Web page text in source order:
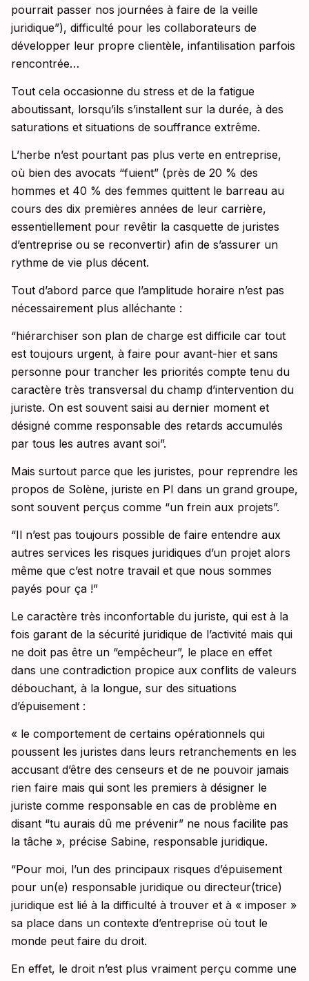
pourrait passer nos journées à faire de la veille
juridique”), difficulté pour les collaborateurs de
développer leur propre clientèle, infantilisation parfois
rencontrée…
Tout cela occasionne du stress et de la fatigue
aboutissant, lorsqu’ils s’installent sur la durée, à des
saturations et situations de souffrance extrême.
L’herbe n’est pourtant pas plus verte en entreprise,
où bien des avocats “fuient” (près de 20 % des
hommes et 40 % des femmes quittent le barreau au
cours des dix premières années de leur carrière,
essentiellement pour revêtir la casquette de juristes
d’entreprise ou se reconvertir) afin de s’assurer un
rythme de vie plus décent.
Tout d’abord parce que l’amplitude horaire n’est pas
nécessairement plus alléchante :
“hiérarchiser son plan de charge est difficile car tout
est toujours urgent, à faire pour avant-hier et sans
personne pour trancher les priorités compte tenu du
caractère très transversal du champ d’intervention du
juriste. On est souvent saisi au dernier moment et
désigné comme responsable des retards accumulés
par tous les autres avant soi”.
Mais surtout parce que les juristes, pour reprendre les
propos de Solène, juriste en PI dans un grand groupe,
sont souvent perçus comme “un frein aux projets”.
“Il n’est pas toujours possible de faire entendre aux
autres services les risques juridiques d’un projet alors
même que c’est notre travail et que nous sommes
payés pour ça !”
Le caractère très inconfortable du juriste, qui est à la
fois garant de la sécurité juridique de l’activité mais qui
ne doit pas être un “empêcheur”, le place en effet
dans une contradiction propice aux conflits de valeurs
débouchant, à la longue, sur des situations
d’épuisement :
« le comportement de certains opérationnels qui
poussent les juristes dans leurs retranchements en les
accusant d’être des censeurs et de ne pouvoir jamais
rien faire mais qui sont les premiers à désigner le
juriste comme responsable en cas de problème en
disant “tu aurais dû me prévenir” ne nous facilite pas
la tâche », précise Sabine, responsable juridique.
“Pour moi, l’un des principaux risques d’épuisement
pour un(e) responsable juridique ou directeur(trice)
juridique est lié à la difficulté à trouver et à « imposer »
sa place dans un contexte d’entreprise où tout le
monde peut faire du droit.
En effet, le droit n’est plus vraiment perçu comme une